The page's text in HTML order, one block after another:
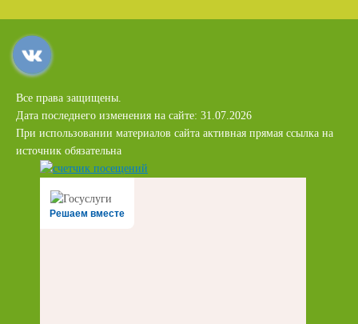
Все права защищены.
Дата последнего изменения на сайте: 31.07.2026
При использовании материалов сайта активная прямая ссылка на
источник обязательна
Решаем вместе